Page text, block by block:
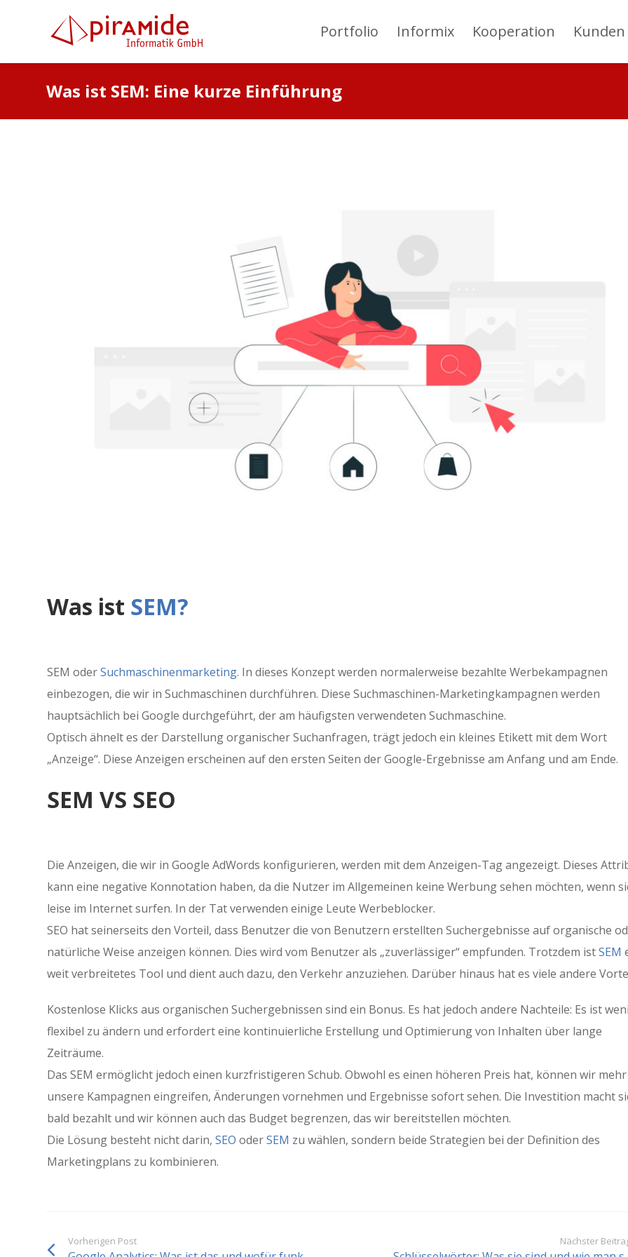
Portfolio Informix Kooperation Kunden
Was ist SEM: Eine kurze Einführung
Was ist SEM?
SEM oderSuchmaschinenmarketing. In dieses Konzept werden normalerweise bezahlte Werbekampagnen
einbezogen, die wir in Suchmaschinen durchführen. Diese Suchmaschinen-Marketingkampagnen werden
hauptsächlich bei Google durchgeführt, der am häufigsten verwendeten Suchmaschine.
Optisch ähnelt es der Darstellung organischer Suchanfragen, trägt jedoch ein kleines Etikett mit dem Wort
„Anzeige“. Diese Anzeigen erscheinen auf den ersten Seiten der Google-Ergebnisse am Anfang und am Ende.
SEM VS SEO
Die Anzeigen, die wir in Google AdWords konfigurieren, werden mit dem Anzeigen-Tag angezeigt. Dieses
kann eine negative Konnotation haben, da die Nutzer im Allgemeinen keine Werbung sehen möchten, wenn
leise im Internet surfen. In der Tat verwenden einige Leute Werbeblocker.
SEO hat seinerseits den Vorteil, dass Benutzer die von Benutzern erstellten Suchergebnisse auf organische
natürliche Weise anzeigen können. Dies wird vom Benutzer als „zuverlässiger“ empfunden. Trotzdem istSEM
weit verbreitetes Tool und dient auch dazu, den Verkehr anzuziehen. Darüber hinaus hat es viele andere
Kostenlose Klicks aus organischen Suchergebnissen sind ein Bonus. Es hat jedoch andere Nachteile: Es ist
flexibel zu ändern und erfordert eine kontinuierliche Erstellung und Optimierung von Inhalten über lange
Zeiträume.
Das SEM ermöglicht jedoch einen kurzfristigeren Schub. Obwohl es einen höheren Preis hat, können wir
unsere Kampagnen eingreifen, Änderungen vornehmen und Ergebnisse sofort sehen. Die Investition macht
bald bezahlt und wir können auch das Budget begrenzen, das wir bereitstellen möchten.
Die Lösung besteht nicht darin, SEO oderSEM zu wählen, sondern beide Strategien bei der Definition des
Marketingplans zu kombinieren.
Vorherigen Post Nächster